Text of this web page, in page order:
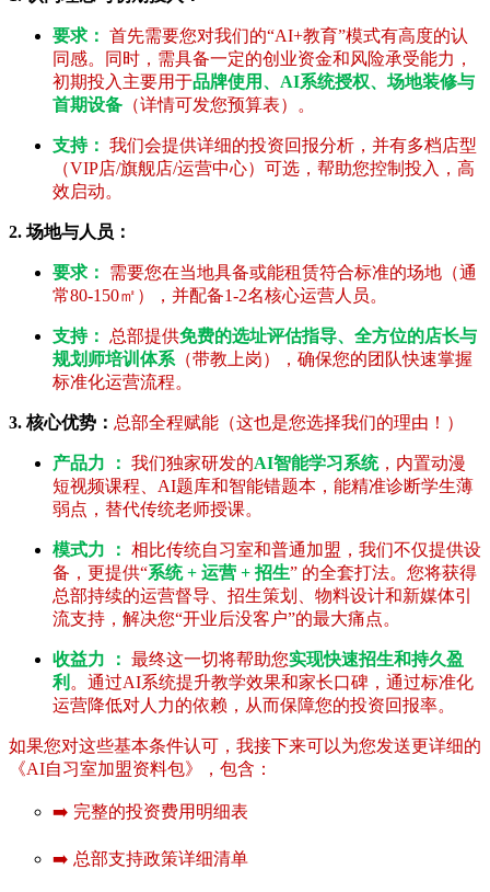
要求： 首先需要您对我们的“AI+教育”模式有高度的认
同感。同时，需具备一定的创业资金和风险承受能力，
初期投入主要用于品牌使用、AI系统授权、场地装修与
首期设备 （详情可发您预算表）。
支持： 我们会提供详细的投资回报分析，并有多档店型
（VIP店/旗舰店/运营中心）可选，帮助您控制投入，高
效启动。
2. 场地与人员：
要求：
需要您在当地具备或能租赁符合标准的场地（通
常80-150㎡），并配备1-2名核心运营人员。
支持： 总部提供免费的选址评估指导、全方位的店长与
规划师培训体系 （带教上岗），确保您的团队快速掌握
标准化运营流程。
3. 核心优势： 总部全程赋能（这也是您选择我们的理由！）
产品力 ： 我们独家研发的AI智能学习系统，内置动漫
短视频课程、AI题库和智能错题本，能精准诊断学生薄
弱点，替代传统老师授课。
模式力 ： 相比传统自习室和普通加盟，我们不仅提供设
备，更提供“系统 + 运营 + 招生” 的全套打法。您将获得
总部持续的运营督导、招生策划、物料设计和新媒体引
流支持，解决您“开业后没客户”的最大痛点。
收益力 ： 最终这一切将帮助您实现快速招生和持久盈
利 。通过AI系统提升教学效果和家长口碑，通过标准化
运营降低对人力的依赖，从而保障您的投资回报率。
如果您对这些基本条件认可，我接下来可以为您发送更详细的
《AI自习室加盟资料包》，包含：
➡️ 完整的投资费用明细表
➡️ 总部支持政策详细清单